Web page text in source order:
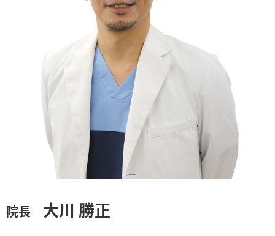
院長 大川 勝正